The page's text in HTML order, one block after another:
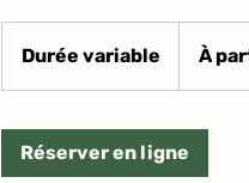
Durée variable
u
e
partir
68 dollars
À
Réserver en ligne